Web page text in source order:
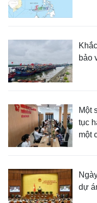
bảo
Một
tục
một
dự